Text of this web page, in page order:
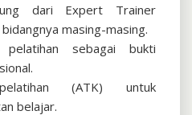
dari Expert Trainer
masing-masing.
sebagai bukti
(ATK) untuk
belajar.